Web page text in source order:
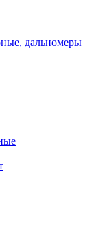
дальномеры